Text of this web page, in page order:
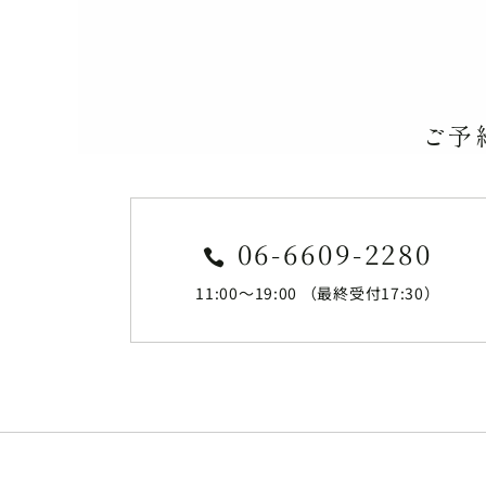
ご
11:00～19:00 （最終受付17:30）
 06-6609-2280